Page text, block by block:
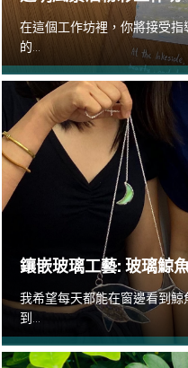
在這個工作坊裡，你將接受
的...
鑲嵌玻璃工藝: 玻璃鯨
我希望每天都能在窗邊看到
到...